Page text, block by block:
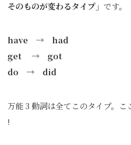
そのものが変わるタイプ」 です。
have → had
get → got
do → did
万能 3 動詞は全てこのタイプ。こ
!